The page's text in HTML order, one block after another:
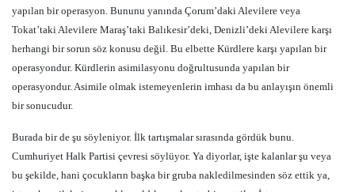
yapılan bir operasyon. Bununu yanında Çorum’daki Alevilere veya
Tokat’taki Alevilere Maraş’taki Balıkesir’deki, Denizli’deki Alevilere karşı
herhangi bir sorun söz konusu değil. Bu elbette Kürdlere karşı yapılan bir
operasyondur. Kürdlerin asimilasyonu doğrultusunda yapılan bir
operasyondur. Asimile olmak istemeyenlerin imhası da bu anlayışın önemli
bir sonucudur.
Burada bir de şu söyleniyor. İlk tartışmalar sırasında gördük bunu.
Cumhuriyet Halk Partisi çevresi söylüyor. Ya diyorlar, işte kalanlar şu veya
bu şekilde, hani çocukların başka bir gruba nakledilmesinden söz ettik ya,